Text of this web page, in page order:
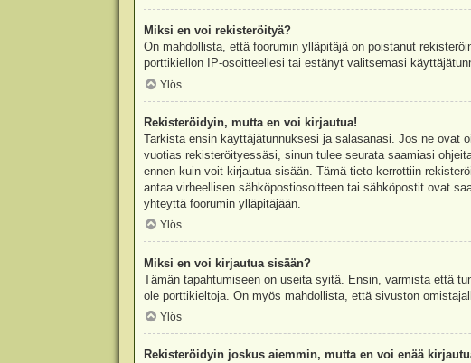
Miksi en voi rekisteröityä?
On mahdollista, että foorumin ylläpitäjä on poistanut
porttikiellon IP-osoitteellesi tai estänyt valitsemasi
Ylös
Rekisteröidyin, mutta en voi kirjautua!
Tarkista ensin käyttäjätunnuksesi ja salasanasi. Jos ne ovat
vuotias rekisteröityessäsi, sinun tulee seurata saamiasi
ennen kuin voit kirjautua sisään. Tämä tieto kerrottiin
antaa virheellisen sähköpostiosoitteen tai sähköpostit ovat
yhteyttä foorumin ylläpitäjään.
Ylös
Miksi en voi kirjautua sisään?
Tämän tapahtumiseen on useita syitä. Ensin, varmista että
ole porttikieltoja. On myös mahdollista, että sivuston
Ylös
Rekisteröidyin joskus aiemmin, mutta en voi enää